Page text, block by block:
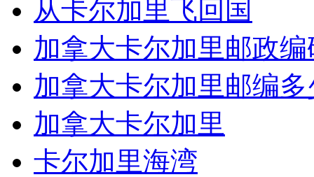
从卡尔加里飞回国
加拿大卡尔加里邮政编
加拿大卡尔加里邮编多
加拿大卡尔加里
卡尔加里海湾